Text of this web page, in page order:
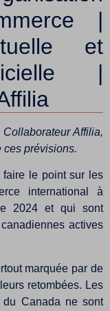
|
et
|
Affilia,
ces prévisions.
faire le point sur les
international à
2024 et qui sont
actives
marquée par de
retombées. Les
du Canada ne sont